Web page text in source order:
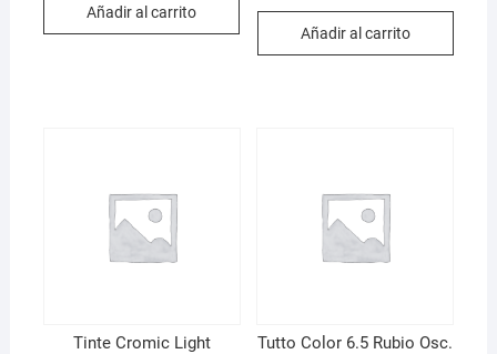
Añadir al carrito
Añadir al carrito
Tinte Cromic Light Tutto Color 6.5 Rubio Osc.